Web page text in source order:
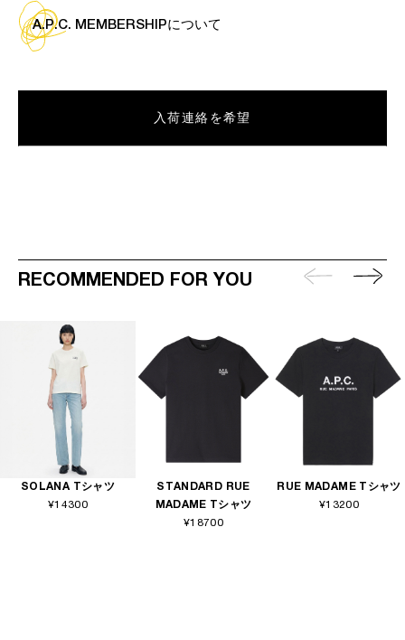
A.P.C. MEMBERSHIPについて
入荷連絡を希望
RECOMMENDED FOR YOU
SOLANA Tシャツ
¥14300
STANDARD RUE
MADAME Tシャツ
¥18700
RUE MADAME Tシャツ
¥13200